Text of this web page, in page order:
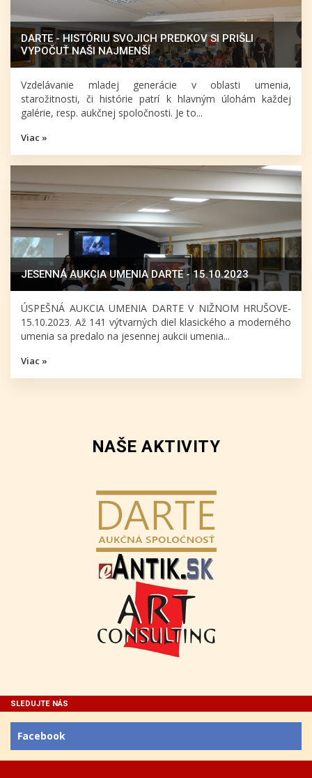
DARTE - HISTÓRIU SVOJICH PREDKOV SI PRIŠLI
VYPOČUŤ NAŠI NAJMENŠÍ
Vzdelávanie mladej generácie v oblasti umenia,
starožitnosti, či histórie patrí k hlavným úlohám každej
galérie, resp. aukčnej spoločnosti. Je to...
Viac »
JESENNÁ AUKCIA UMENIA DARTE - 15.10.2023
ÚSPEŠNÁ AUKCIA UMENIA DARTE V NIŽNOM HRUŠOVE-
15.10.2023. Až 141 výtvarných diel klasického a moderného
umenia sa predalo na jesennej aukcii umenia...
Viac »
NAŠE AKTIVITY
SLEDUJTE NÁS
Facebook